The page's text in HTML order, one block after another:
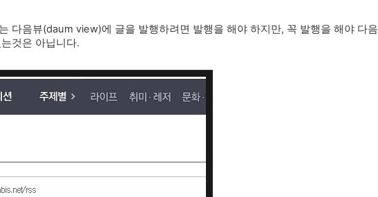
다음뷰(daum view)에 글을 발행하려면 발행을 해야 하지만, 꼭 발행을 해야 다음
것은 아닙니다.